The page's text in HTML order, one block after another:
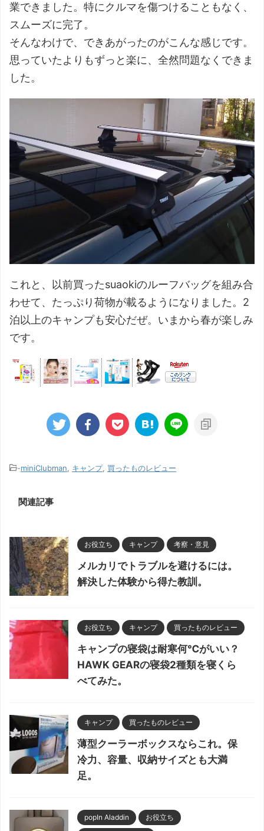
業できました。特にクルマを傷つけることもなく、
スムーズに完了。
そんなわけで、できあがったのがこんな感じです。
思っていたよりもずっと楽に、全然問題なくできま
した。
これと、以前買ったsuaokiのルーフバッグを組み合
わせて、たっぷり荷物が載るようになりました。2
泊以上のキャンプも安心だぜ。いまから春が楽しみ
です。
-miniClubman, キャンプ, 買ったものレビュー
関連記事
お役立ち キャンプ 考察・意見
メルカリでトラブルを避けるには。
解決した体験から得た教訓。
お役立ち キャンプ 買ったものレビュー
キャンプの寝袋は耐寒何℃がいい？
HAWK GEARの寝袋2種類を寝くら
べてみた。
キャンプ 買ったものレビュー
薄型クーラーボックスならこれ。保
冷力、容量、収納サイズとも大満
足。
popIn Aladdin お役立ち